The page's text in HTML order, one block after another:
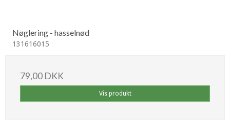
Nøglering - hasselnød
131616015
79,00 DKK
Vis produkt